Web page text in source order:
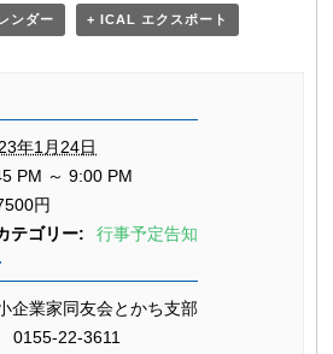
ンダー + ICAL エクスポート
年1月24日
PM ～ 9:00 PM
円
テゴリー:
行事予定告知
企業家同友会とかち支部
0155-22-3611